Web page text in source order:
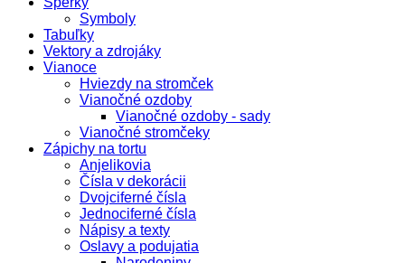
Symboly
Tabuľky
Vektory a zdrojáky
Vianoce
Hviezdy na stromček
Vianočné ozdoby
Vianočné ozdoby - sady
Vianočné stromčeky
Zápichy na tortu
Anjelikovia
Čísla v dekorácii
Dvojciferné čísla
Jednociferné čísla
Nápisy a texty
Oslavy a podujatia